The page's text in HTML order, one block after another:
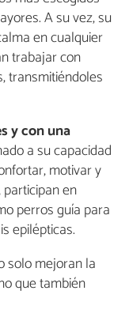
A su vez, su
en cualquier
trabajar con
transmitiéndoles
y con una
a su capacidad
motivar y
en
perros guía para
epilépticas.
solo mejoran la
que también